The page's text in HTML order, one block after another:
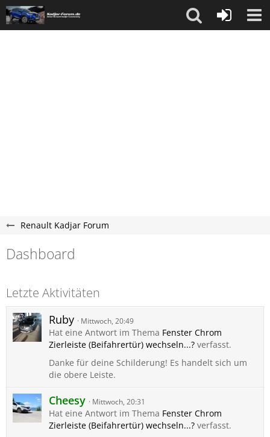
Renault Kadjar Forum
Dashboard
Letzte Aktivitäten
Ruby Mittwoch, 20:49
Hat eine Antwort im Thema Fenster Chrom
Zierleiste (Beifahrertür) wechseln...? verfasst.
Danke für deine Schilderung! Es handelt sich um
die obere Leiste.
Cheesy Mittwoch, 20:31
Hat eine Antwort im Thema Fenster Chrom
Zierleiste (Beifahrertür) wechseln...? verfasst.